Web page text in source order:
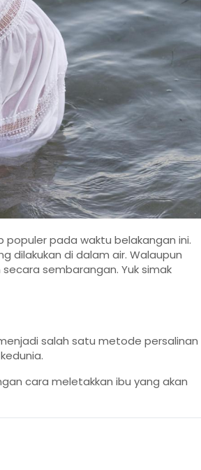
pada waktu belakangan ini.
dilakukan di dalam air. Walaupun
sembarangan. Yuk simak
salah satu metode persalinan
cara meletakkan ibu yang akan